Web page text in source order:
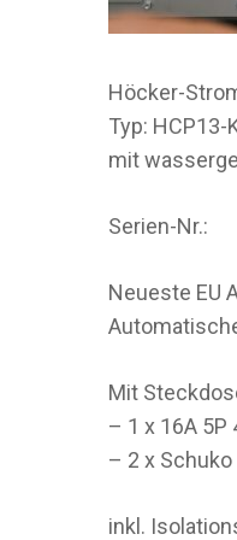
Höcker-
Typ: HCP13-
mit
Serien-Nr.:
Neueste EU
Mit
– 1 x 16A
– 2 x
inkl.